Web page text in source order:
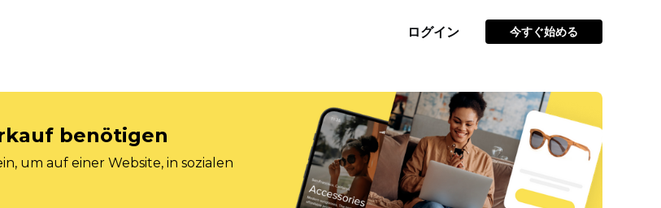
ログイン 今すぐ始める
benötigen
um auf einer Website, in sozialen